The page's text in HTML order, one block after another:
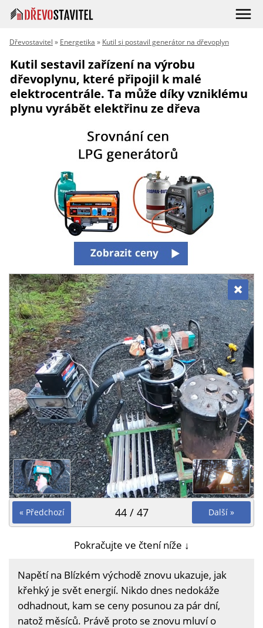
Dřevostavitel » Energetika » Kutil si postavil generátor na dřevoplyn
Kutil sestavil zařízení na výrobu
dřevoplynu, které připojil k malé
elektrocentrále. Ta může díky vzniklému
plynu vyrábět elektřinu ze dřeva
« Předchozí Další »
44 / 47
Pokračujte ve čtení níže ↓
Napětí na Blízkém východě znovu ukazuje, jak
křehký je svět energií. Nikdo dnes nedokáže
odhadnout, kam se ceny posunou za pár dní,
natož měsíců. Právě proto se znovu mluví o